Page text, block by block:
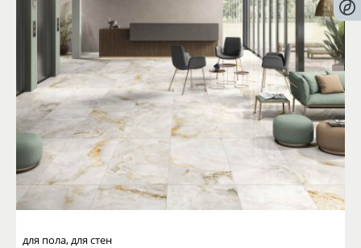
для пола, для стен